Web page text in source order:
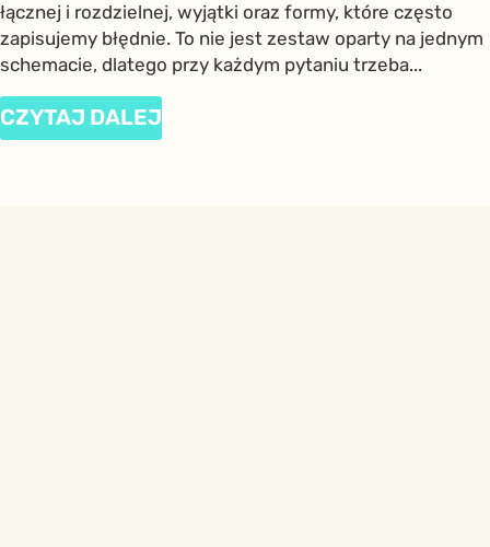
łącznej i rozdzielnej, wyjątki oraz formy, które często
zapisujemy błędnie. To nie jest zestaw oparty na jednym
schemacie, dlatego przy każdym pytaniu trzeba...
CZYTAJ DALEJ